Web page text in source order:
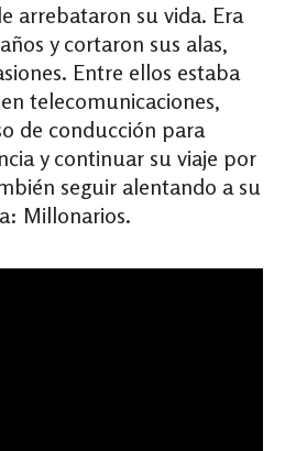
arrebataron su vida. Era
y cortaron sus alas,
Entre ellos estaba
telecomunicaciones,
de conducción para
y continuar su viaje por
seguir alentando a su
Millonarios.